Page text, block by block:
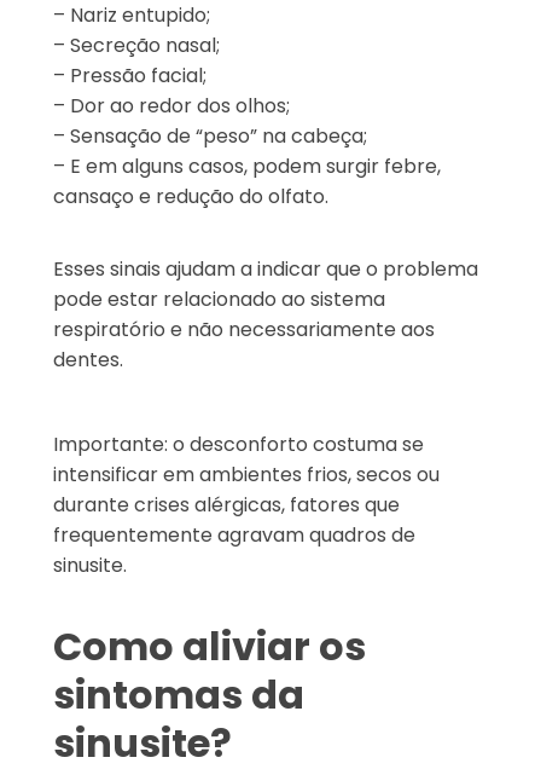
– Nariz entupido;
– Secreção nasal;
– Pressão facial;
– Dor ao redor dos olhos;
– Sensação de “peso” na cabeça;
– E em alguns casos, podem surgir febre,
cansaço e redução do olfato.
Esses sinais ajudam a indicar que o problema
pode estar relacionado ao sistema
respiratório e não necessariamente aos
dentes.
Importante: o desconforto costuma se
intensificar em ambientes frios, secos ou
durante crises alérgicas, fatores que
frequentemente agravam quadros de
sinusite.
Como aliviar os
sintomas da
sinusite?